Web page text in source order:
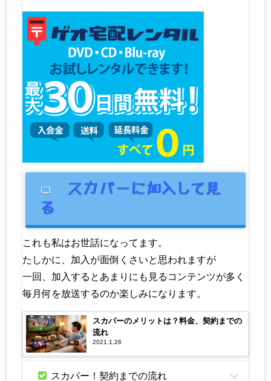
スカパーに加入して見
る
これも私はお世話になってます。
たしかに、加入が面倒くさいと思われますが
一回、加入するとあまりにも見るコンテンツが多く
毎月何を放送するのか楽しみになります。
スカパーのメリットは？料金、契約までの
流れ
2021.1.26
スカパー！契約までの流れ